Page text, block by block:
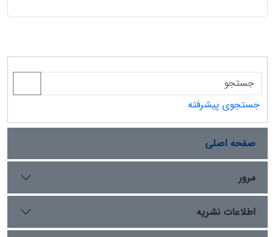
جستجوی پیشرفته
صفحه اصلی
مرور
اطلاعات نشریه